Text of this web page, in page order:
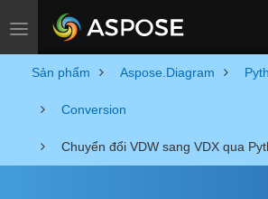
Toggle navigation
Sản phẩm Aspose.Diagram
Conversion
Chuyển đổi VDW sang VDX qua